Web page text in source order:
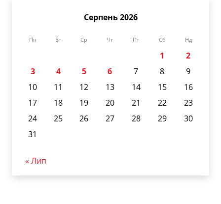
Серпень 2026
Пн Вт Ср Чт Пт Сб Нд
1
2
3
4 5 6 7 8
9
10
11 12 13 14 15
16
17
18 19 20 21 22
23
24
25 26 27 28 29
30
31
« Лип